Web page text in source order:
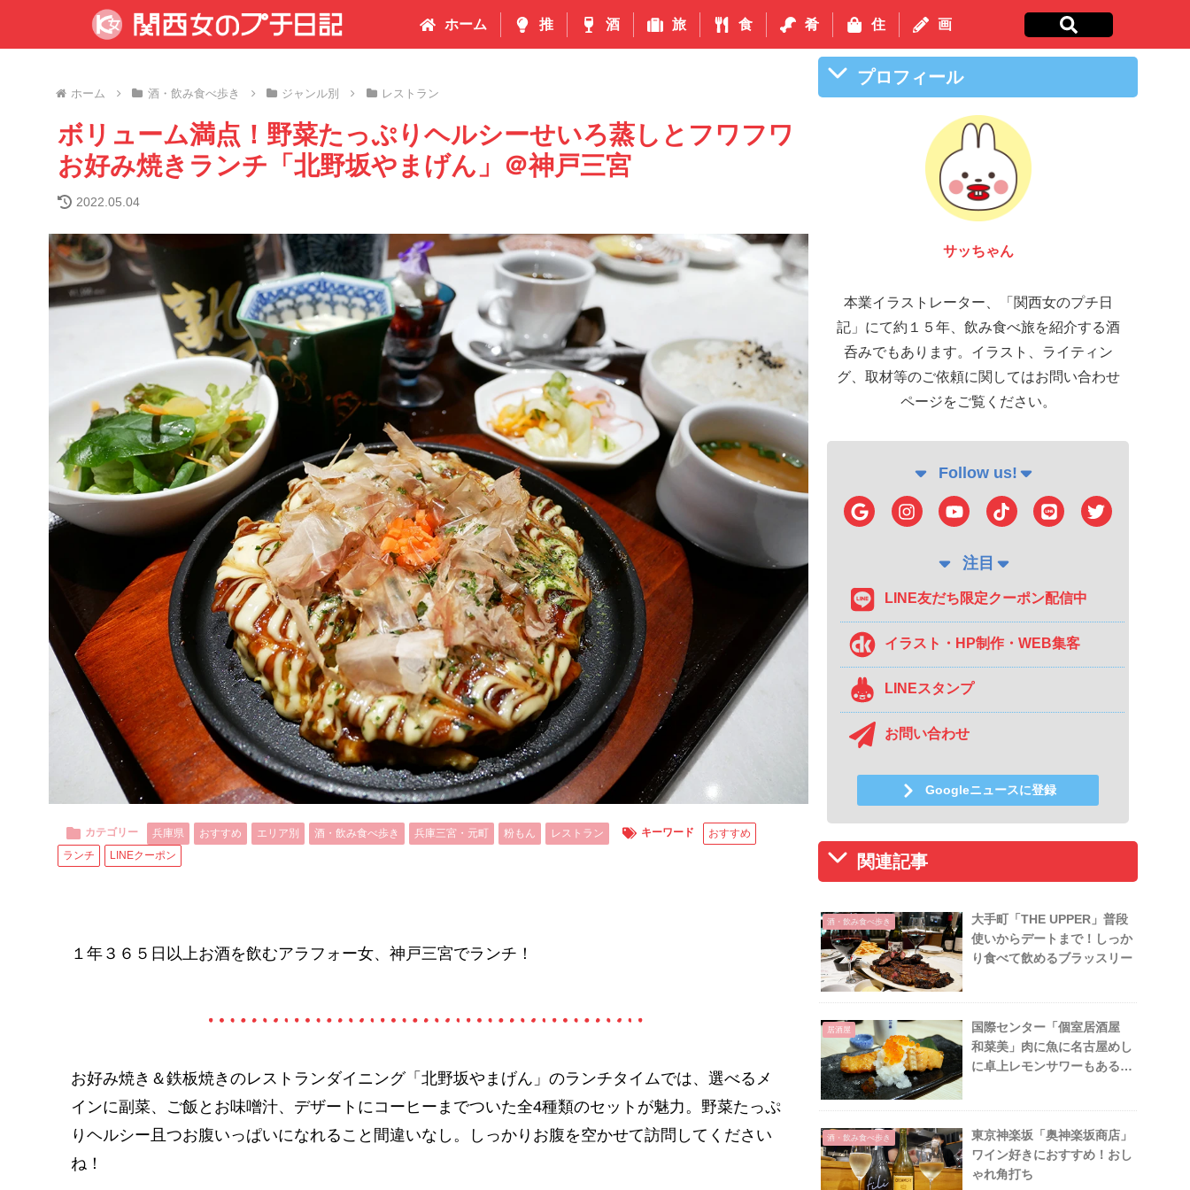
ホーム 推 酒 旅 食 肴 住 画
ホーム 酒・飲み食べ歩き ジャンル別 レストラン
ボリューム満点！野菜たっぷりヘルシーせいろ蒸しとフワフワ
お好み焼きランチ「北野坂やまげん」＠神戸三宮
2022.05.04
カテゴリー 兵庫県 おすすめ エリア別 酒・飲み食べ歩き 兵庫三宮・元町 粉もん レストラン キーワード
おすすめ
ランチ
LINEクーポン
１年３６５日以上お酒を飲むアラフォー女、神戸三宮でランチ！
お好み焼き＆鉄板焼きのレストランダイニング「北野坂やまげん」のランチタイムでは、選べるメ
インに副菜、ご飯とお味噌汁、デザートにコーヒーまでついた全4種類のセットが魅力。野菜たっぷ
りヘルシー且つお腹いっぱいになれること間違いなし。しっかりお腹を空かせて訪問してください
ね！
プロフィール
サッちゃん
本業イラストレーター、「関西女のプチ日
記」にて約１５年、飲み食べ旅を紹介する酒
呑みでもあります。イラスト、ライティン
グ、取材等のご依頼に関してはお問い合わせ
ページをご覧ください。
Follow us!
注目
LINE友だち限定クーポン配信中
イラスト・HP制作・WEB集客
LINEスタンプ
お問い合わせ
Googleニュースに登録
関連記事
酒・飲み食べ歩き
大手町「THE UPPER」普段
使いからデートまで！しっか
り食べて飲めるブラッスリー
居酒屋
国際センター「個室居酒屋
和菜美」肉に魚に名古屋めし
に卓上レモンサワーもある駅
酒・飲み食べ歩き
東京神楽坂「奥神楽坂商店」
ワイン好きにおすすめ！おし
ゃれ角打ち